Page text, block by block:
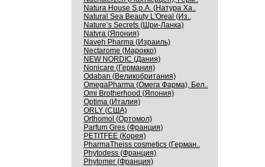
Natura House S.p.A. (Натура Ха..
Natural Sea Beauty L'Oreal (Из..
Nature’s Secrets (Шри-Ланка)
Natvra (Япония)
Naveh Pharma (Израиль)
Nectarome (Марокко)
NEW NORDIC (Дания)
Nonicare (Германия)
Odaban (Великобритания)
OmegaPharma (Омега Фарма), Бел..
Omi Brotherhood (Япония)
Optima (Италия)
ORLY (США)
Orthomol (Ортомол)
Parfum Gres (Франция)
PETITFEE (Корея)
PharmaTheiss cosmetics (Герман..
Phytodess (Франция)
Phytomer (Франция)